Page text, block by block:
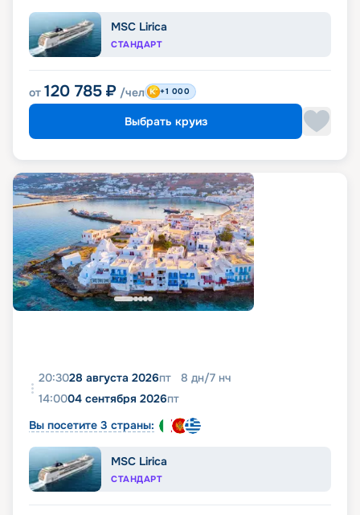
MSC Lirica
СТАНДАРТ
от 120 785 ₽ /чел +1 000
Выбрать круиз
20:3028 августа 2026пт 8 дн/7 нч
14:0004 сентября 2026пт
Вы посетите 3 страны:
MSC Lirica
СТАНДАРТ